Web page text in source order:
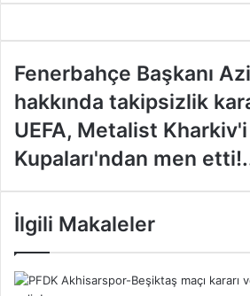
F
n
e
b
ç
e
B
a
Fenerbahçe Başkanı
hakkında takipsizlik
U
F
M
t
a
UEFA, Metalist
Kupaları'ndan men
İlgili Makaleler